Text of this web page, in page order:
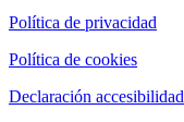
Política de privacidad
Política de cookies
Declaración accesibilidad